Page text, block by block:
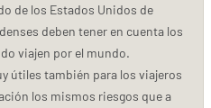
de los Estados Unidos de
deben tener en cuenta los
viajen por el mundo.
útiles también para los viajeros
los mismos riesgos que a